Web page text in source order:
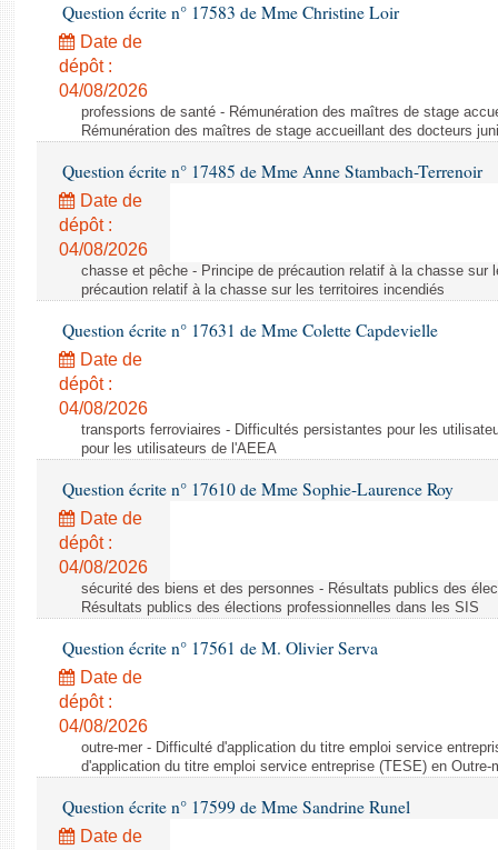
Question écrite n° 17583 de Mme Christine Loir
Date de
dépôt :
04/08/2026
professions de santé - Rémunération des maîtres de stage
Rémunération des maîtres de stage accueillant des docteurs
Question écrite n° 17485 de Mme Anne Stambach-Terrenoir
Date de
dépôt :
04/08/2026
chasse et pêche - Principe de précaution relatif à la chasse sur
précaution relatif à la chasse sur les territoires incendiés
Question écrite n° 17631 de Mme Colette Capdevielle
Date de
dépôt :
04/08/2026
transports ferroviaires - Difficultés persistantes pour les
pour les utilisateurs de l'AEEA
Question écrite n° 17610 de Mme Sophie-Laurence Roy
Date de
dépôt :
04/08/2026
sécurité des biens et des personnes - Résultats publics des
Résultats publics des élections professionnelles dans les SIS
Question écrite n° 17561 de M. Olivier Serva
Date de
dépôt :
04/08/2026
outre-mer - Difficulté d'application du titre emploi service
d'application du titre emploi service entreprise (TESE) en Outre-
Question écrite n° 17599 de Mme Sandrine Runel
Date de